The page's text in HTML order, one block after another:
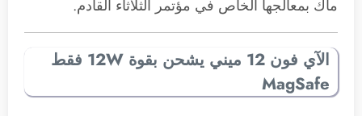
ماك بمعالجها الخاص في مؤتمر الثلاثاء القادم.
الآي فون 12 ميني يشحن بقوة 12W فقط
MagSafe